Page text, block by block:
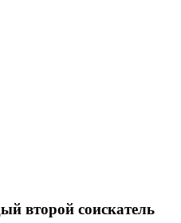
второй соискатель